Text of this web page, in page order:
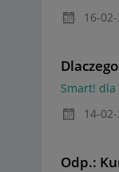
‎16-
Smart!
‎14-
Odp.: